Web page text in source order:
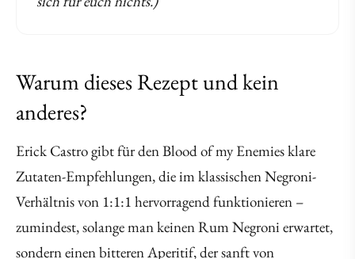
Warum dieses Rezept und kein
anderes?
Erick Castro gibt für den Blood of my Enemies klare
Zutaten-Empfehlungen, die im klassischen Negroni-
Verhältnis von 1:1:1 hervorragend funktionieren –
zumindest, solange man keinen Rum Negroni erwartet,
sondern einen bitteren Aperitif, der sanft von